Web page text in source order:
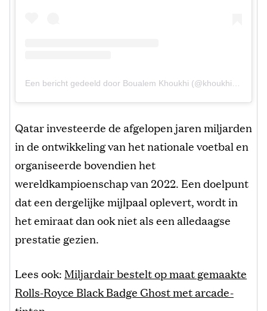
Een bericht gedeeld door Boualem Khoukhi (@khoukhi1616)
Qatar investeerde de afgelopen jaren miljarden
in de ontwikkeling van het nationale voetbal en
organiseerde bovendien het
wereldkampioenschap van 2022. Een doelpunt
dat een dergelijke mijlpaal oplevert, wordt in
het emiraat dan ook niet als een alledaagse
prestatie gezien.
Lees ook:Miljardair bestelt op maat gemaakte
Rolls-Royce Black Badge Ghost met arcade-